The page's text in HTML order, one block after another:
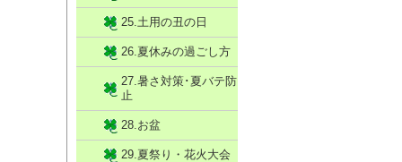
25.土用の丑の日
26.夏休みの過ごし方
27.暑さ対策･夏バテ防
止
28.お盆
29.夏祭り・花火大会